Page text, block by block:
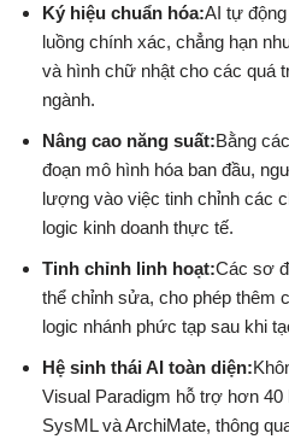
Ký hiệu chuẩn hóa:AI tự
luồng chính xác, chẳng hạn
và hình chữ nhật cho các quá
ngành.
Nâng cao năng suất:Bằng
đoạn mô hình hóa ban đầu,
lượng vào việc tinh chỉnh các
logic kinh doanh thực tế.
Tinh chỉnh linh hoạt:Các sơ
thể chỉnh sửa, cho phép thêm
logic nhánh phức tạp sau khi
Hệ sinh thái AI toàn diện:
Visual Paradigm hỗ trợ hơn
SysML và ArchiMate, thông